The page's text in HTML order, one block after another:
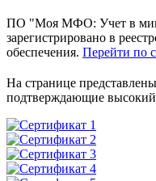
ПО "Моя МФО: Учет в
зарегистрировано в
обеспечения. Перейти по
На странице
подтверждающие